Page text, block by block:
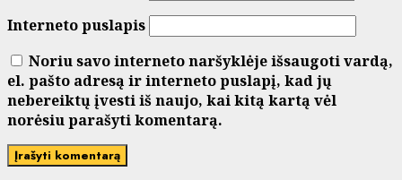
Interneto puslapis
Noriu savo interneto naršyklėje išsaugoti vardą,
el. pašto adresą ir interneto puslapį, kad jų
nebereiktų įvesti iš naujo, kai kitą kartą vėl
norėsiu parašyti komentarą.